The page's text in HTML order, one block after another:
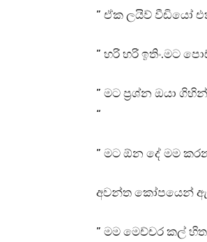
” ඒක ලයිව් වීඩියෝ
” හරි හරි ඉතිං.මට
” මට ප්‍රශ්න ඔයා
“
” මට ඕන දේ මම
අවන්ත කෝපයෙන්
” මම මෙච්චර කල්